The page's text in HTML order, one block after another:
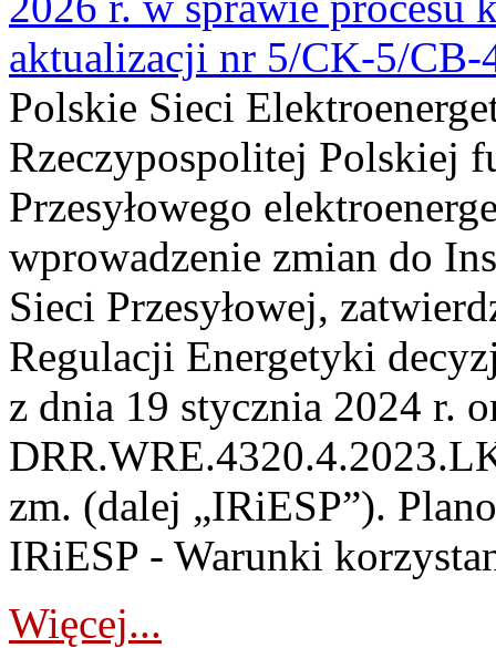
aktualizacji nr 5/CK-5/CB-
Polskie Sieci
Rzeczypospolitej Polskiej
Przesyłowego
wprowadzenie zmian do
Sieci Przesyłowej,
Regulacji Energetyki
z dnia 19 stycznia 2024 r.
zm. (dalej „IRiESP”).
IRiESP - Warunki
Więcej...